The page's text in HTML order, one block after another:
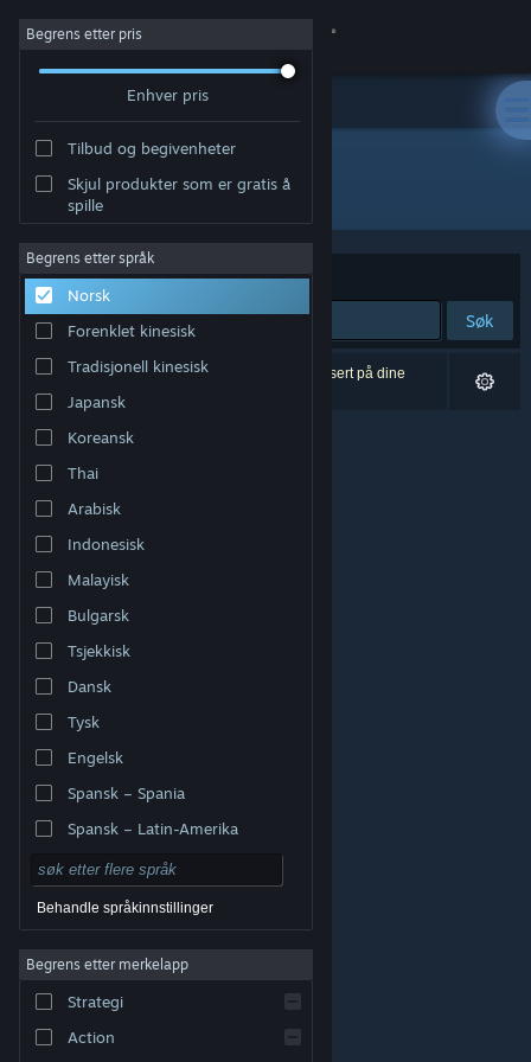
Logg inn
Om
Kundestøtte
Bytt språk
Skaff deg Steam-appen på mobil
Vis skrivebordsversjon
© Valve Corporation. Alle rettigheter reservert. Alle
Retningslinjer for personvern
Tilgjengelighet
|Steams abonnementsavtale
Refusjoner
Begrens etter pris
Enhver pris
Tilbud og begivenheter
Skjul produkter som er gratis å
spille
Begrens etter språk
Norsk
Forenklet kinesisk
Tradisjonell kinesisk
Japansk
Koreansk
Thai
Arabisk
Indonesisk
Malayisk
Bulgarsk
Tsjekkisk
Dansk
Tysk
Engelsk
Spansk – Spania
Spansk – Latin-Amerika
Behandle språkinnstillinger
Begrens etter merkelapp
Strategi
Action
Utvikler: Odders Lab
Sorter etter Relevans
Søk
0 treff på søket. 10 produkter er blitt utelukket basert på dine
innstillinger.